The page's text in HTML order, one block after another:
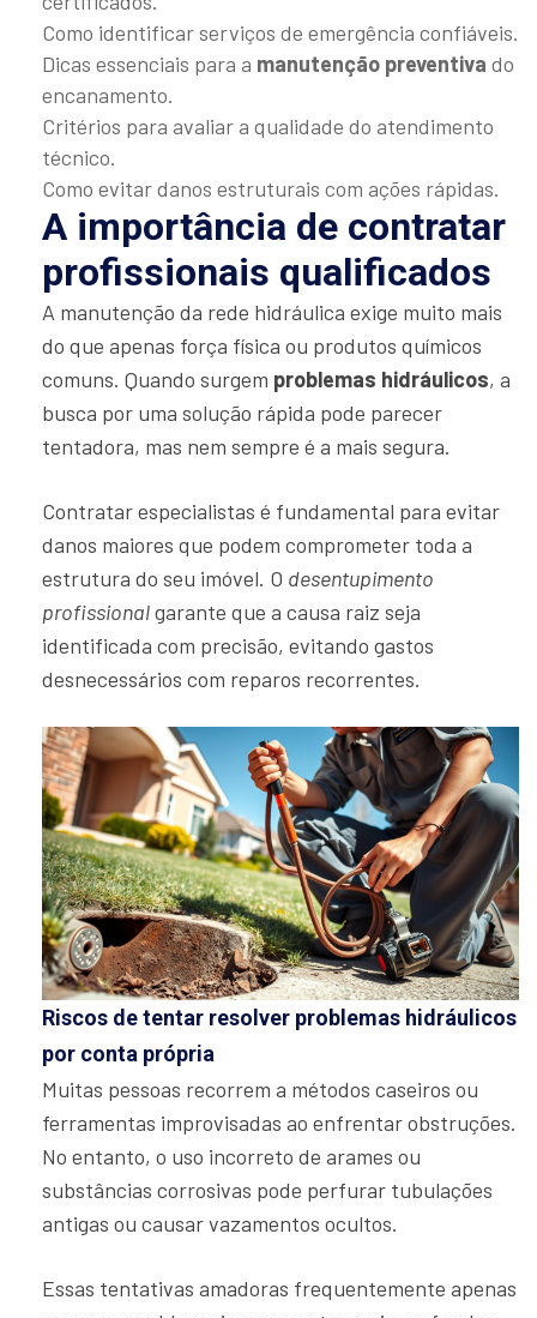
Como identificar serviços de emergência confiáveis.
Dicas essenciais para a manutenção preventiva do
encanamento.
Critérios para avaliar a qualidade do atendimento
técnico.
Como evitar danos estruturais com ações rápidas.
A importância de contratar
profissionais qualificados
A manutenção da rede hidráulica exige muito mais
do que apenas força física ou produtos químicos
comuns. Quando surgem problemas hidráulicos, a
busca por uma solução rápida pode parecer
tentadora, mas nem sempre é a mais segura.
Contratar especialistas é fundamental para evitar
danos maiores que podem comprometer toda a
estrutura do seu imóvel. O desentupimento
profissionalgarante que a causa raiz seja
identificada com precisão, evitando gastos
desnecessários com reparos recorrentes.
Riscos de tentar resolver problemas hidráulicos
por conta própria
Muitas pessoas recorrem a métodos caseiros ou
ferramentas improvisadas ao enfrentar obstruções.
No entanto, o uso incorreto de arames ou
substâncias corrosivas pode perfurar tubulações
antigas ou causar vazamentos ocultos.
Essas tentativas amadoras frequentemente apenas